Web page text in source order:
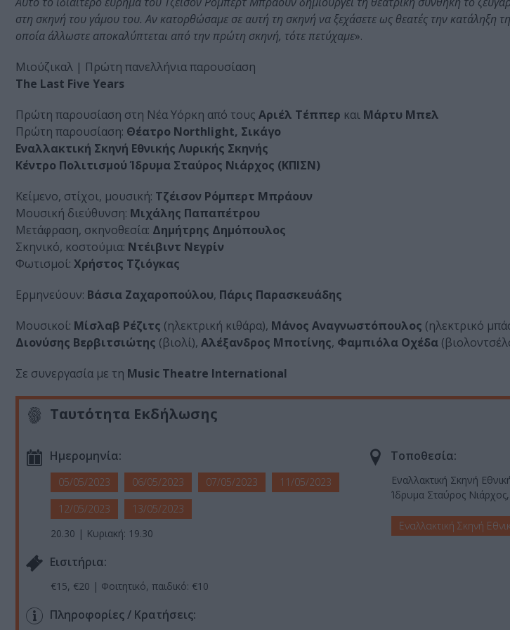
στη σκηνή του γάμου του. Αν κατορθώσαμε σε αυτή τη σκηνή να ξεχάσετε ως θεατές την κατάληξη
οποία άλλωστε αποκαλύπτεται από την πρώτη σκηνή, τότε πετύχαμε».
Μιούζικαλ | Πρώτη πανελλήνια παρουσίαση
The Last Five Years
Πρώτη παρουσίαση στη Νέα Υόρκη από τους Αριέλ Τέππερ και Μάρτυ Μπελ
Πρώτη παρουσίαση: Θέατρο Northlight, Σικάγο
Εναλλακτική Σκηνή Εθνικής Λυρικής Σκηνής
Κέντρο Πολιτισμού Ίδρυμα Σταύρος Νιάρχος (ΚΠΙΣΝ)
Κείμενο, στίχοι, μουσική: Τζέισον Ρόμπερτ Μπράουν
Μουσική διεύθυνση: Μιχάλης Παπαπέτρου
Μετάφραση, σκηνοθεσία: Δημήτρης Δημόπουλος
Σκηνικό, κοστούμια: Ντέιβιντ Νεγρίν
Φωτισμοί: Χρήστος Τζιόγκας
Ερμηνεύουν: Βάσια Ζαχαροπούλου, Πάρις Παρασκευάδης
Μουσικοί: Μίσλαβ Ρέζιτς (ηλεκτρική κιθάρα), Μάνος Αναγνωστόπουλος (ηλεκτρικό
Διονύσης Βερβιτσιώτης (βιολί), Αλέξανδρος Μποτίνης, Φαμπιόλα Οχέδα
Σε συνεργασία με τη Music Theatre International
Ταυτότητα Εκδήλωσης
Ημερομηνία:
05/05/2023 06/05/2023 07/05/2023
11/05/2023
12/05/2023
13/05/2023
20.30 | Κυριακή: 19.30
Τοποθεσία:
Εναλλακτική Σκηνή
Ίδρυμα Σταύρος
Εναλλακτική Σκηνή
Eισιτήρια:
€15, €20 | Φοιτητικό, παιδικό: €10
Πληροφορίες / Κρατήσεις: